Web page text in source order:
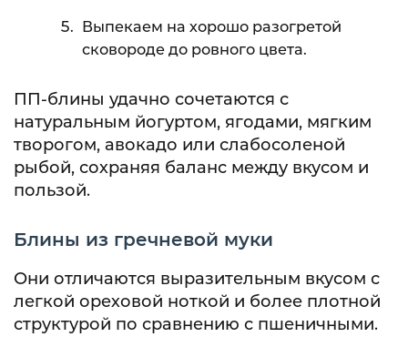
Выпекаем на хорошо разогретой
сковороде до ровного цвета.
ПП-блины удачно сочетаются с
натуральным йогуртом, ягодами, мягким
творогом, авокадо или слабосоленой
рыбой, сохраняя баланс между вкусом и
пользой.
Блины из гречневой муки
Они отличаются выразительным вкусом с
легкой ореховой ноткой и более плотной
структурой по сравнению с пшеничными.